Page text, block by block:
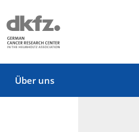
Über uns